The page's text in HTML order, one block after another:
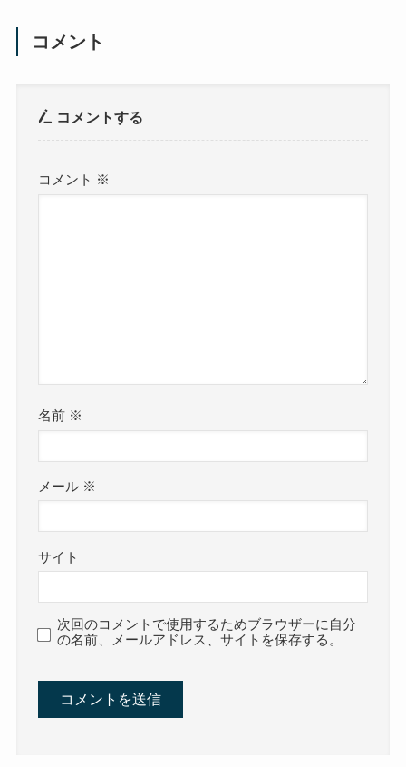
コメント
コメントする
コメント ※
名前 ※
メール ※
サイト
次回のコメントで使用するためブラウザーに自分
の名前、メールアドレス、サイトを保存する。